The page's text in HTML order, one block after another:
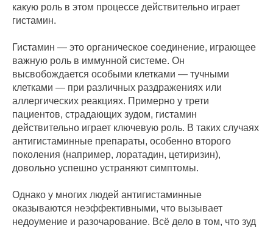
какую роль в этом процессе действительно играет
гистамин.
Гистамин — это органическое соединение, играющее
важную роль в иммунной системе. Он
высвобождается особыми клетками — тучными
клетками — при различных раздражениях или
аллергических реакциях. Примерно у трети
пациентов, страдающих зудом, гистамин
действительно играет ключевую роль. В таких случаях
антигистаминные препараты, особенно второго
поколения (например, лоратадин, цетиризин),
довольно успешно устраняют симптомы.
Однако у многих людей антигистаминные
оказываются неэффективными, что вызывает
недоумение и разочарование. Всё дело в том, что зуд